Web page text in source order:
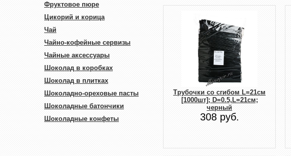
Фруктовое пюре
Цикорий и корица
Чай
Чайно-кофейные сервизы
Чайные аксессуары
Шоколад в коробках
Шоколад в плитках
Шоколадно-ореховые пасты
Шоколадные батончики
Шоколадные конфеты
Трубочки со сгибом L=21см
[1000шт]; D=0.5,L=21см;
черный
308 руб.